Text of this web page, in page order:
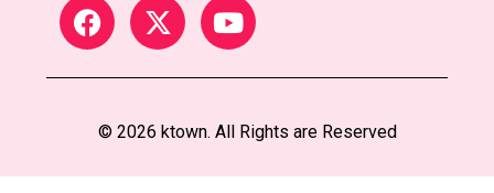
© 2026 ktown. All Rights are Reserved